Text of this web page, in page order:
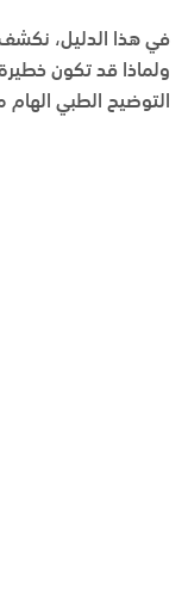
في هذا الدليل،
ولماذا قد تكون
التوضيح الطبي الهام